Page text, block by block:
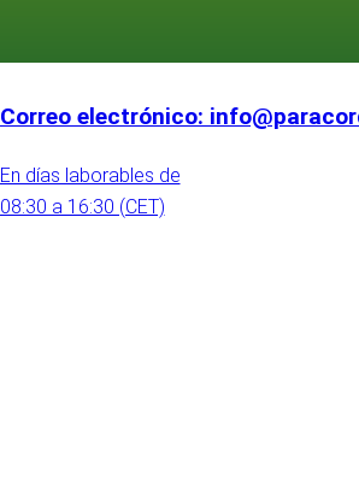
Correo electrónico:
En días laborables de
08:30 a 16:30 (CET)